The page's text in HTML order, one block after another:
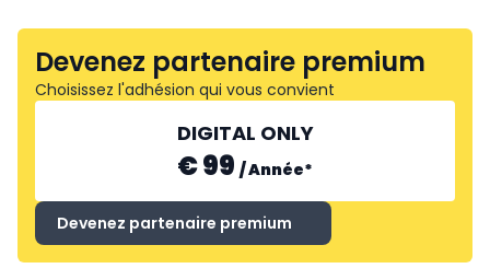
Devenez partenaire premium
Choisissez l'adhésion qui vous convient
DIGITAL ONLY
€ 99 /Année*
Devenez partenaire premium